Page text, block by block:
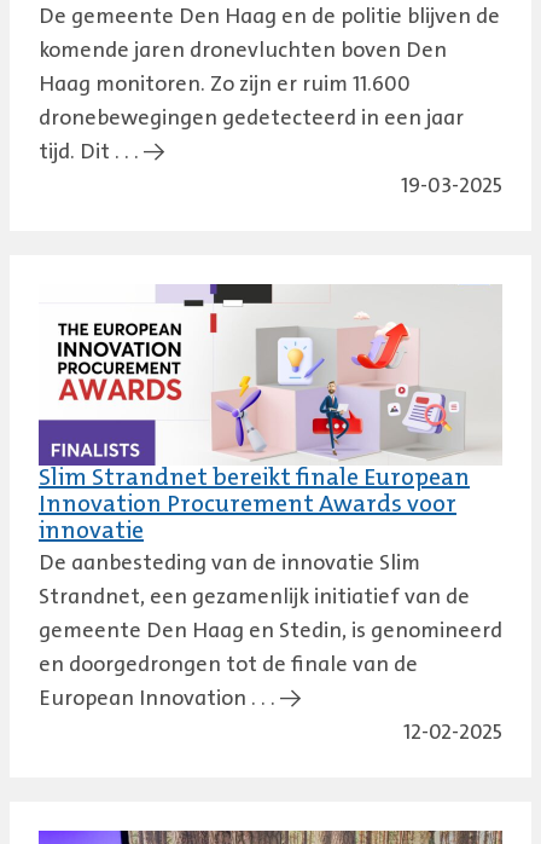
De gemeente Den Haag en de politie blijven de
komende jaren dronevluchten boven Den
Haag monitoren. Zo zijn er ruim 11.600
dronebewegingen gedetecteerd in een jaar
tijd. Dit . . . →
19-03-2025
Slim Strandnet bereikt finale European
Innovation Procurement Awards voor
innovatie
De aanbesteding van de innovatie Slim
Strandnet, een gezamenlijk initiatief van de
gemeente Den Haag en Stedin, is genomineerd
en doorgedrongen tot de finale van de
European Innovation . . . →
12-02-2025